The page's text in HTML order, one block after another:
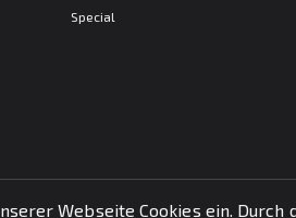
Webseite Cookies ein.
Special